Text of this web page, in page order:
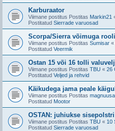
Karburaator
Viimane postitus Postitas Markin21
Postitatud Sierrade varuosad
Scorpa/Sierra võimuga
Viimane postitus Postitas Sumisar «
Postitatud Veermik
Ostan 15 või 16 tolli
Viimane postitus Postitas TBU « 26
Postitatud Veljed ja rehvid
Käikudega jama peale
Viimane postitus Postitas magnuusa
Postitatud Mootor
OSTAN: juhiukse sisepolstri
Viimane postitus Postitas TBU « 10
Postitatud Sierrade varuosad